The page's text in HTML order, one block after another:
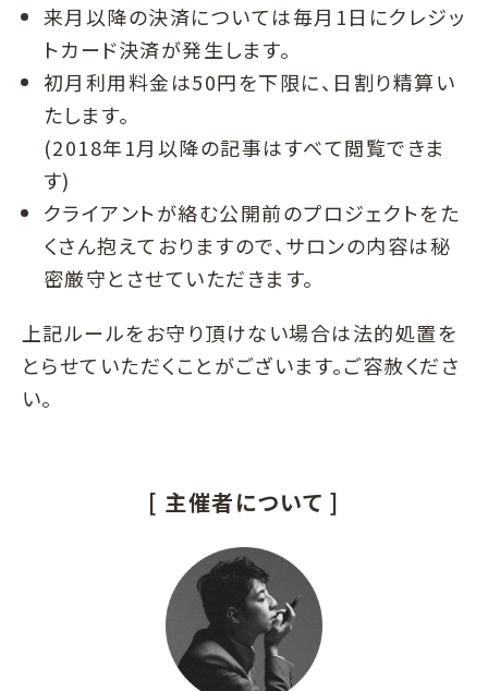
来月以降の決済については毎月1日にクレジッ
トカード決済が発生します。
初月利用料金は50円を下限に、日割り精算い
たします。
(2018年1月以降の記事はすべて閲覧できま
す)
クライアントが絡む公開前のプロジェクトをた
くさん抱えておりますので、サロンの内容は秘
密厳守とさせていただきます。
上記ルールをお守り頂けない場合は法的処置を
とらせていただくことがございます。ご容赦くださ
い。
[ 主催者について ]